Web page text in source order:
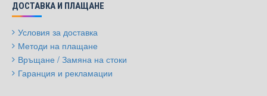
ДОСТАВКА И ПЛАЩАНЕ
Условия за доставка
Методи на плащане
Връщане / Замяна на стоки
Гаранция и рекламации